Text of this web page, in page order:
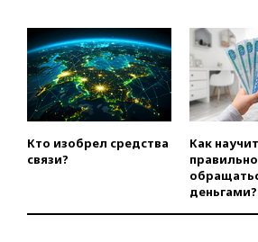
Кто изобрел средства
связи?
Как
правильно
деньгами?